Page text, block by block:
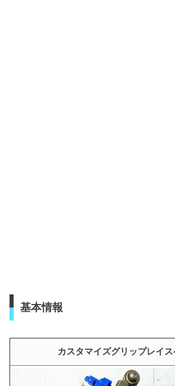
基本情報
カスタマイズグリップレイ